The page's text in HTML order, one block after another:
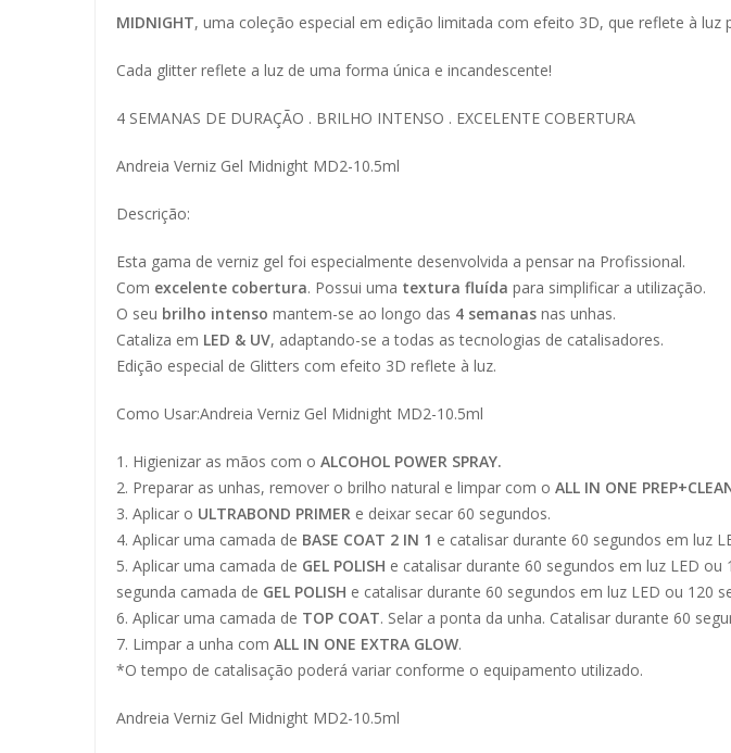
MIDNIGHT, uma coleção especial em edição limitada com efeito 3D, que reflete à
Cada glitter reflete a luz de uma forma única e incandescente!
4 SEMANAS DE DURAÇÃO . BRILHO INTENSO . EXCELENTE COBERTURA
Andreia Verniz Gel Midnight MD2-10.5ml
Descrição:
Esta gama de verniz gel foi especialmente desenvolvida a pensar na Profissional.
Com excelente cobertura. Possui uma textura fluída para simplificar a utilização.
O seu brilho intenso mantem-se ao longo das 4 semanas nas unhas.
Cataliza em LED & UV, adaptando-se a todas as tecnologias de catalisadores.
Edição especial de Glitters com efeito 3D reflete à luz.
Como Usar:Andreia Verniz Gel Midnight MD2-10.5ml
1. Higienizar as mãos com o ALCOHOL POWER SPRAY.
2. Preparar as unhas, remover o brilho natural e limpar com o ALL IN ONE
3. Aplicar o ULTRABOND PRIMER e deixar secar 60 segundos.
4. Aplicar uma camada de BASE COAT 2 IN 1 e catalisar durante 60 segundos em luz
5. Aplicar uma camada de GEL POLISH e catalisar durante 60 segundos em luz LED
segunda camada de GEL POLISH e catalisar durante 60 segundos em luz LED ou 120
6. Aplicar uma camada de TOP COAT. Selar a ponta da unha. Catalisar durante 60
7. Limpar a unha com ALL IN ONE EXTRA GLOW.
*O tempo de catalisação poderá variar conforme o equipamento utilizado.
Andreia Verniz Gel Midnight MD2-10.5ml